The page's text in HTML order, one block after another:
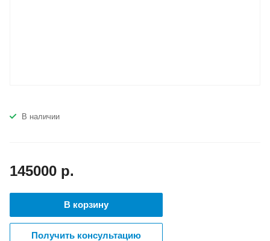
В наличии
145000 р.
В корзину
Получить консультацию